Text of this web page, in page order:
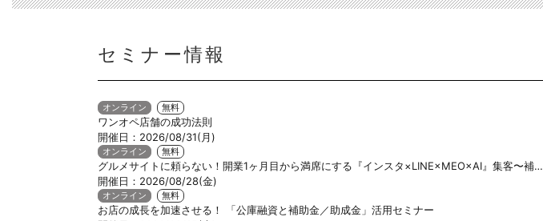
セミナー情報
オンライン 無料
ワンオペ店舗の成功法則
開催日：2026/08/31(月)
オンライン 無料
グルメサイトに頼らない！開業1ヶ月目から満席にする『インスタ×LINE×MEO×AI』集客〜補…
開催日：2026/08/28(金)
オンライン 無料
お店の成長を加速させる！ 「公庫融資と補助金／助成金」活用セミナー